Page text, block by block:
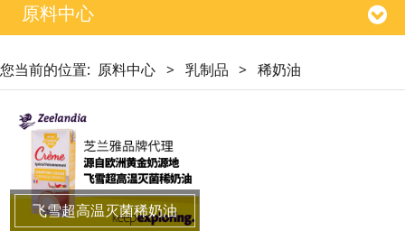
原料中心
您当前的位置: 原料中心 > 乳制品 > 稀奶油
飞雪超高温灭菌稀奶油